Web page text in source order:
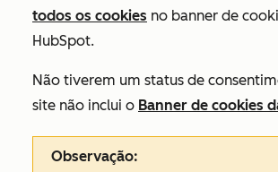
todos os cookies no banner de
HubSpot.
Não tiverem um status de
site não inclui o Banner de cookies
Observação: